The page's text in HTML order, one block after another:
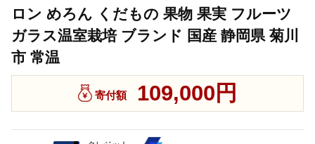
ロン めろん くだもの 果物 果実 フルーツ
ガラス温室栽培 ブランド 国産 静岡県 菊川
市 常温
寄付額 109,000円